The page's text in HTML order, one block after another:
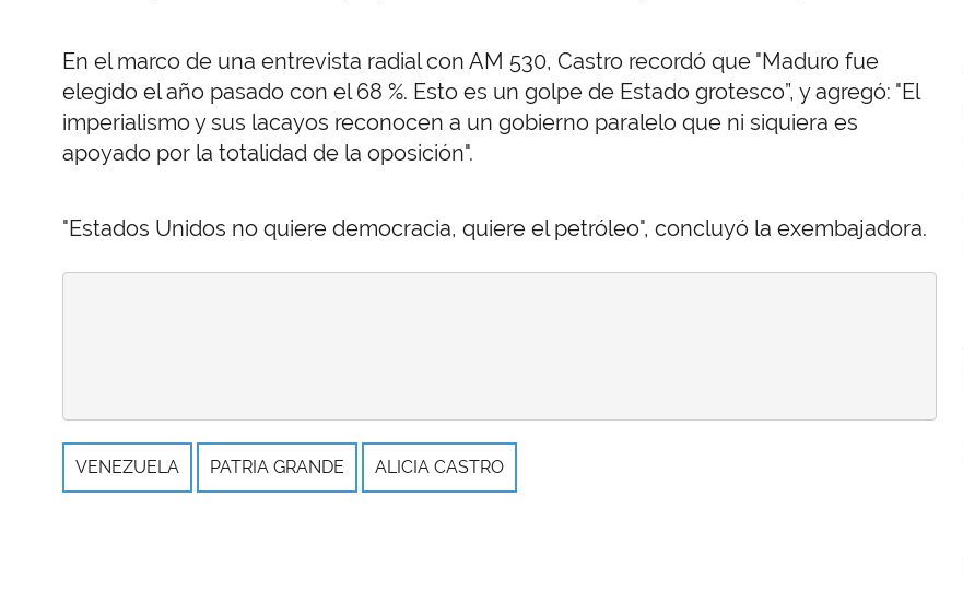
En el marco de una entrevista radial con AM 530, Castro recordó que "Maduro fue
elegido el año pasado con el 68 %. Esto es un golpe de Estado grotesco”, y agregó: "El
imperialismo y sus lacayos reconocen a un gobierno paralelo que ni siquiera es
apoyado por la totalidad de la oposición".
"Estados Unidos no quiere democracia, quiere el petróleo", concluyó la exembajadora.
VENEZUELA PATRIA GRANDE ALICIA CASTRO